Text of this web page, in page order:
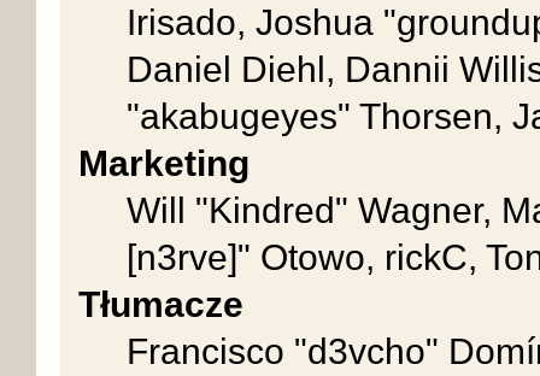
Irisado, Joshua
Daniel Diehl, Dannii
"akabugeyes" Thorsen,
Marketing
Will "Kindred" Wagner,
[n3rve]" Otowo, rickC,
Tłumacze
Francisco "d3vcho"